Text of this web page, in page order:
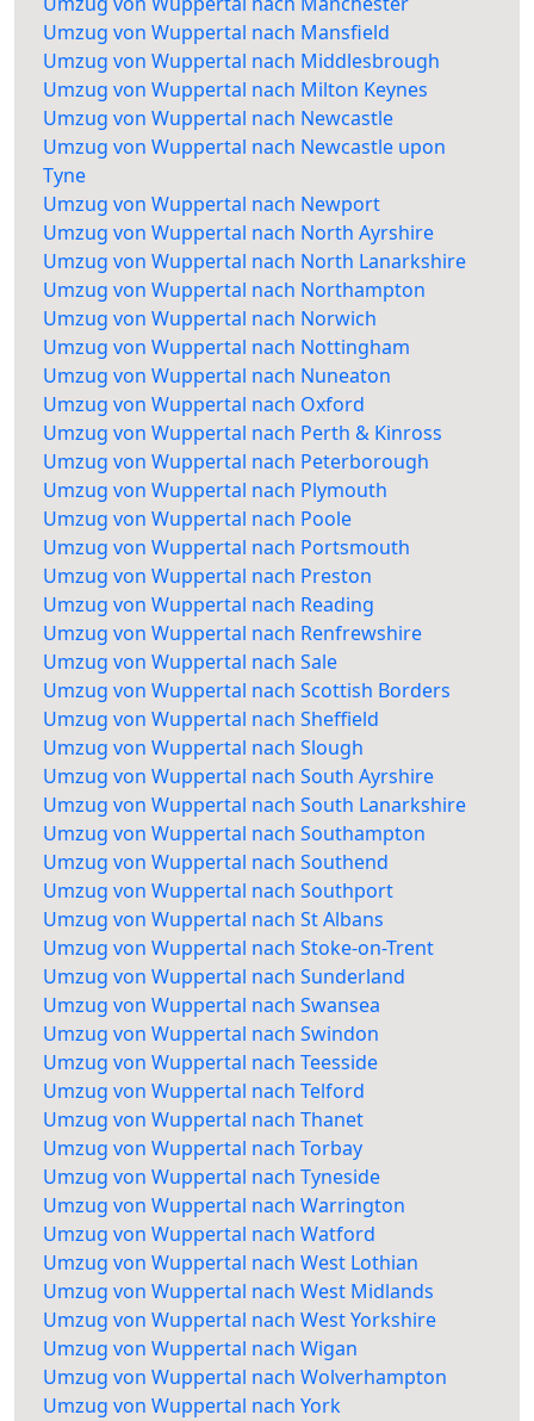
Umzug von Wuppertal nach Mansfield
Umzug von Wuppertal nach Middlesbrough
Umzug von Wuppertal nach Milton Keynes
Umzug von Wuppertal nach Newcastle
Umzug von Wuppertal nach Newcastle upon
Tyne
Umzug von Wuppertal nach Newport
Umzug von Wuppertal nach North Ayrshire
Umzug von Wuppertal nach North Lanarkshire
Umzug von Wuppertal nach Northampton
Umzug von Wuppertal nach Norwich
Umzug von Wuppertal nach Nottingham
Umzug von Wuppertal nach Nuneaton
Umzug von Wuppertal nach Oxford
Umzug von Wuppertal nach Perth & Kinross
Umzug von Wuppertal nach Peterborough
Umzug von Wuppertal nach Plymouth
Umzug von Wuppertal nach Poole
Umzug von Wuppertal nach Portsmouth
Umzug von Wuppertal nach Preston
Umzug von Wuppertal nach Reading
Umzug von Wuppertal nach Renfrewshire
Umzug von Wuppertal nach Sale
Umzug von Wuppertal nach Scottish Borders
Umzug von Wuppertal nach Sheffield
Umzug von Wuppertal nach Slough
Umzug von Wuppertal nach South Ayrshire
Umzug von Wuppertal nach South Lanarkshire
Umzug von Wuppertal nach Southampton
Umzug von Wuppertal nach Southend
Umzug von Wuppertal nach Southport
Umzug von Wuppertal nach St Albans
Umzug von Wuppertal nach Stoke-on-Trent
Umzug von Wuppertal nach Sunderland
Umzug von Wuppertal nach Swansea
Umzug von Wuppertal nach Swindon
Umzug von Wuppertal nach Teesside
Umzug von Wuppertal nach Telford
Umzug von Wuppertal nach Thanet
Umzug von Wuppertal nach Torbay
Umzug von Wuppertal nach Tyneside
Umzug von Wuppertal nach Warrington
Umzug von Wuppertal nach Watford
Umzug von Wuppertal nach West Lothian
Umzug von Wuppertal nach West Midlands
Umzug von Wuppertal nach West Yorkshire
Umzug von Wuppertal nach Wigan
Umzug von Wuppertal nach Wolverhampton
Umzug von Wuppertal nach York